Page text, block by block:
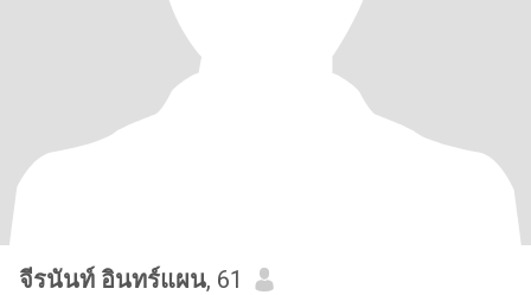
จีรนันท์ อินทร์แผน, 61